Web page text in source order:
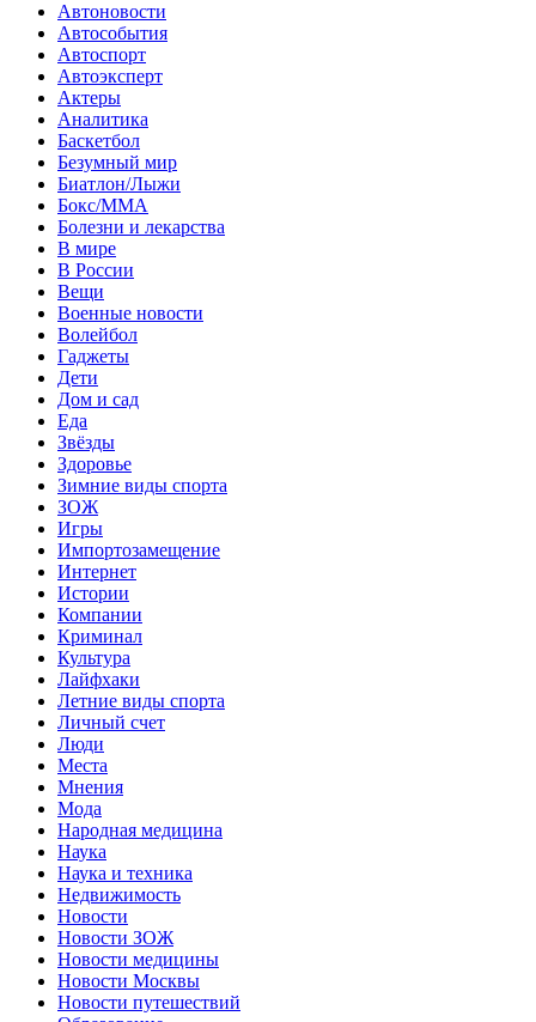
Автоновости
Автособытия
Автоспорт
Автоэксперт
Актеры
Аналитика
Баскетбол
Безумный мир
Биатлон/Лыжи
Бокс/MMA
Болезни и лекарства
В мире
В России
Вещи
Военные новости
Волейбол
Гаджеты
Дети
Дом и сад
Еда
Звёзды
Здоровье
Зимние виды спорта
ЗОЖ
Игры
Импортозамещение
Интернет
Истории
Компании
Криминал
Культура
Лайфхаки
Летние виды спорта
Личный счет
Люди
Места
Мнения
Мода
Народная медицина
Наука
Наука и техника
Недвижимость
Новости
Новости ЗОЖ
Новости медицины
Новости Москвы
Новости путешествий